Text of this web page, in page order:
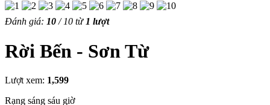
Đánh giá: 10/10 từ1 lượt
Rời Bến - Sơn Từ
Lượt xem: 1,599
Rạng sáng sáu giờ